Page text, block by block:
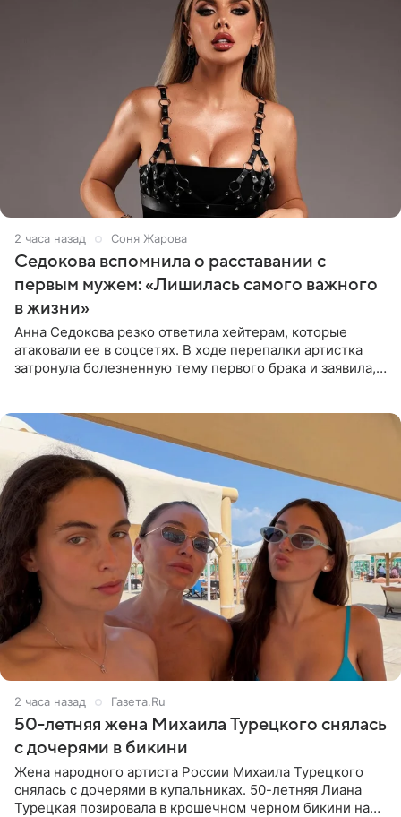
2 часа назад Соня Жарова
Седокова вспомнила о расставании с
первым мужем: «Лишилась самого важного
в жизни»
Анна Седокова резко ответила хейтерам, которые
атаковали ее в соцсетях. В ходе перепалки артистка
затронула болезненную тему первого брака и заявила,
2 часа назад Газета.Ru
50-летняя жена Михаила Турецкого снялась
с дочерями в бикини
Жена народного артиста России Михаила Турецкого
снялась с дочерями в купальниках. 50-летняя Лиана
Турецкая позировала в крошечном черном бикини на